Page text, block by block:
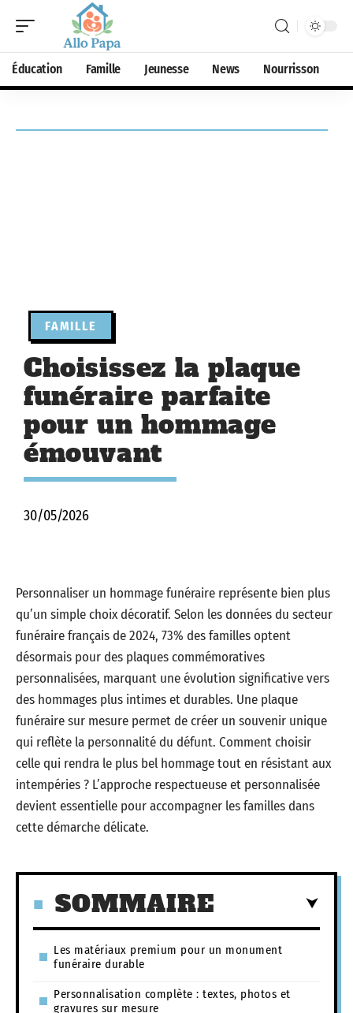
Éducation Famille Jeunesse News Nourrisson
FAMILLE
Choisissez la plaque
funéraire parfaite
pour un hommage
émouvant
30/05/2026
Personnaliser un hommage funéraire représente bien plus
qu’un simple choix décoratif. Selon les données du secteur
funéraire français de 2024, 73% des familles optent
désormais pour des plaques commémoratives
personnalisées, marquant une évolution significative vers
des hommages plus intimes et durables. Une plaque
funéraire sur mesure permet de créer un souvenir unique
qui reflète la personnalité du défunt. Comment choisir
celle qui rendra le plus bel hommage tout en résistant aux
intempéries ? L’approche respectueuse et personnalisée
devient essentielle pour accompagner les familles dans
cette démarche délicate.
SOMMAIRE
Les matériaux premium pour un monument
funéraire durable
Personnalisation complète : textes, photos et
gravures sur mesure